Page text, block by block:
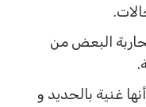
البعض من
غنية بالحديد و